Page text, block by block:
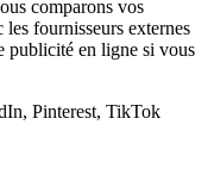
comparons vos
les fournisseurs externes
publicité en ligne si vous
Pinterest, TikTok